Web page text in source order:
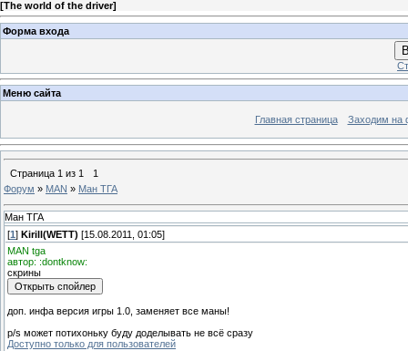
[The world of the driver]
Форма входа
Меню сайта
Главная страница Заходим на
Страница 1 из 1
1
Форум » MAN » Ман ТГА
Ман ТГА
[1 ] Kirill(WETT) [15.08.2011, 01:05]
MAN tga
автор: :dontknow:
скрины
доп. инфа версия игры 1.0, заменяет все маны!
p/s может потихоньку буду доделывать не всё сразу
Доступно только для пользователей